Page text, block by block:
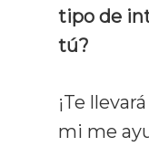
tipo de
tú?
¡Te
mi me